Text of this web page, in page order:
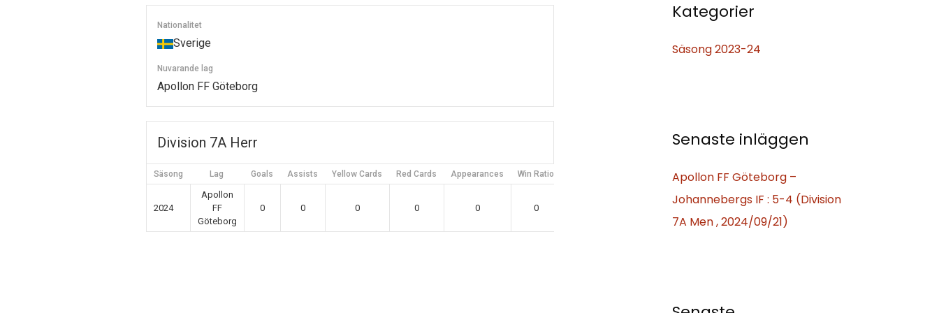
Nationalitet
Sverige
Nuvarande lag
Apollon FF Göteborg
Division 7A Herr
Säsong Lag Goals Assists Yellow Cards Red Cards Appearances Win Ratio
2024
Apollon
FF
Göteborg
0 0 0 0 0 0
f
e
Kategorier
Säsong 2023-24
Senaste inläggen
Apollon FF Göteborg –
Johannebergs IF : 5-4 (Division
7A Men , 2024/09/21)